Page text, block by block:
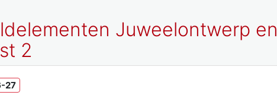
Juweelontwerp en
2
27